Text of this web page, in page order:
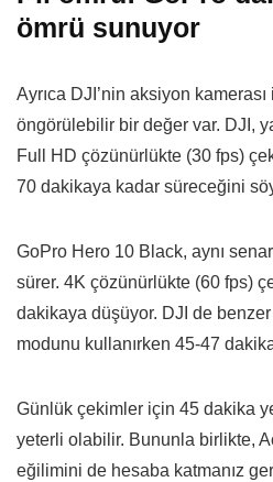
ömrü sunuyor
Ayrıca DJI’nin aksiyon
öngörülebilir bir değer var. DJI,
Full HD çözünürlükte (30 fps)
70 dakikaya kadar süreceğini
GoPro Hero 10 Black, aynı
sürer. 4K çözünürlükte (60 fps)
dakikaya düşüyor. DJI de
modunu kullanırken 45-47
Günlük çekimler için 45 dakika
yeterli olabilir. Bununla birlikte,
eğilimini de hesaba katmanız